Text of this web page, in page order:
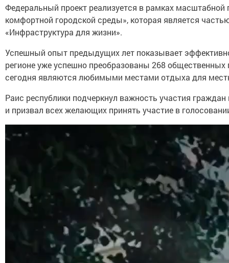
Федеральный проект реализуется в рамках
комфортной городской среды», которая является
«Инфраструктура для жизни».
Успешный опыт предыдущих лет показывает
регионе уже успешно преобразованы 268 общественных
сегодня являются любимыми местами отдыха для
Раис республики подчеркнул важность участия
и призвал всех желающих принять участие в